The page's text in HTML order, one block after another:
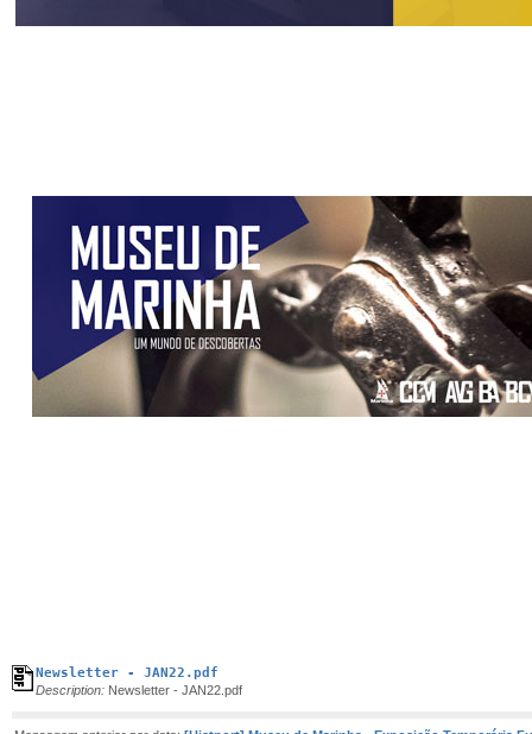
Newsletter - JAN22.pdf
Description: Newsletter - JAN22.pdf